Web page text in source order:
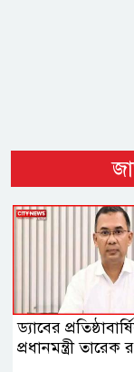
ড্যাবের
প্রধানমন্ত্রী তারেক